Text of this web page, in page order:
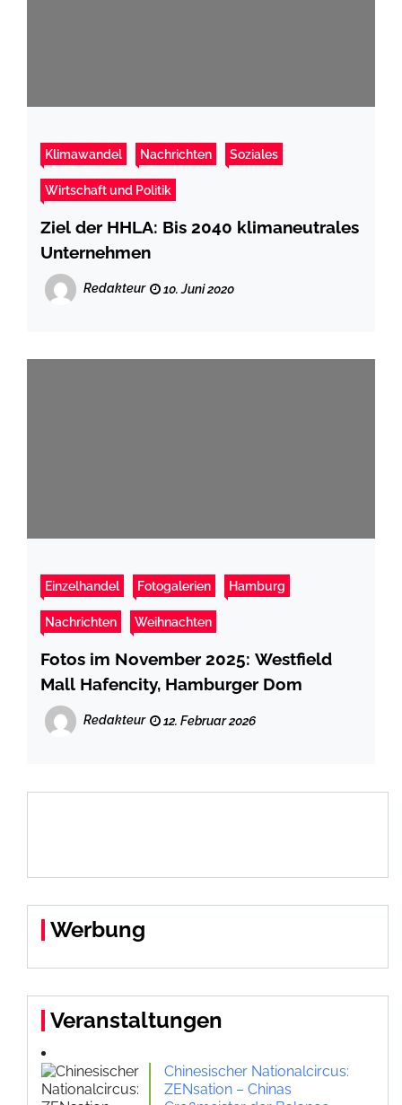
Klimawandel Nachrichten Soziales
Wirtschaft und Politik
Ziel der HHLA: Bis 2040 klimaneutrales
Unternehmen
Redakteur 10. Juni 2020
Einzelhandel Fotogalerien Hamburg
Nachrichten Weihnachten
Fotos im November 2025: Westfield
Mall Hafencity, Hamburger Dom
Redakteur 12. Februar 2026
Werbung
Veranstaltungen
Chinesischer Nationalcircus:
ZENsation – Chinas